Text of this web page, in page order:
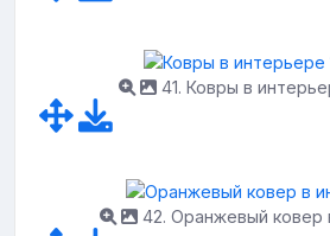
41. Ковры в
42. Оранжевый ковер